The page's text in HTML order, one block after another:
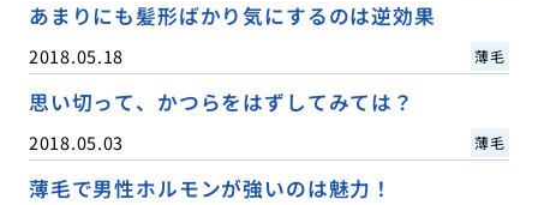
あまりにも髪形ばかり気にするのは逆効果
2018.05.18 薄毛
思い切って、かつらをはずしてみては？
2018.05.03 薄毛
薄毛で男性ホルモンが強いのは魅力！